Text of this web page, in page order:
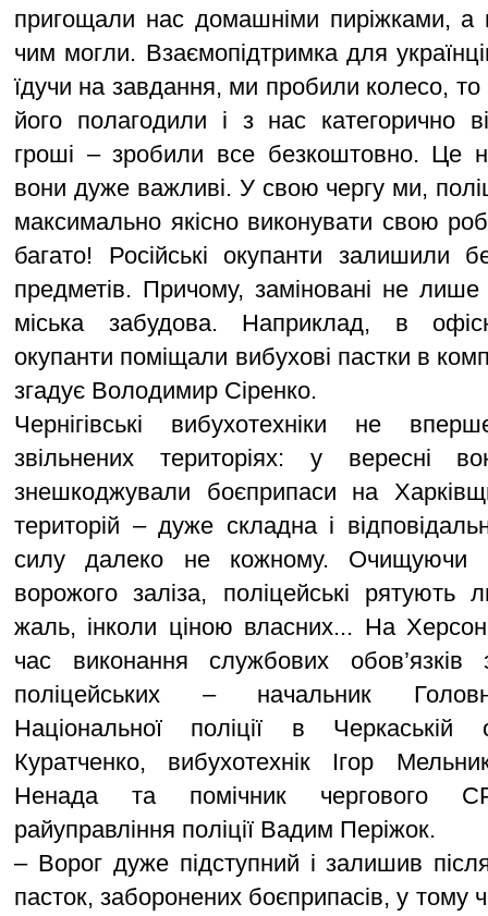
пригощали нас домашніми пиріжками, а
чим могли. Взаємопідтримка для
їдучи на завдання, ми пробили колесо,
його полагодили і з нас категорично
гроші – зробили все безкоштовно. Це
вони дуже важливі. У свою чергу ми,
максимально якісно виконувати свою
багато! Російські окупанти залишили
предметів. Причому, заміновані не
міська забудова. Наприклад, в
окупанти поміщали вибухові пастки в
згадує Володимир Сіренко.
Чернігівські вибухотехніки не
звільнених територіях: у вересні
знешкоджували боєприпаси на
територій – дуже складна і
силу далеко не кожному. Очищуючи
ворожого заліза, поліцейські рятують
жаль, інколи ціною власних... На
час виконання службових обов’язків
поліцейських – начальник
Національної поліції в Черкаській
Куратченко, вибухотехнік Ігор
Ненада та помічник чергового
райуправління поліції Вадим Періжок.
– Ворог дуже підступний і залишив
пасток, заборонених боєприпасів, у тому